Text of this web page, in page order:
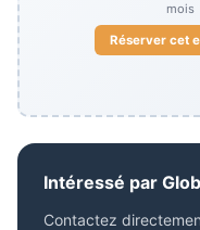
mois
Réserver cet
Intéressé par
Contactez